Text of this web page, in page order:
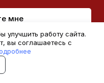
мне
улучшить работу сайта.
вы соглашаетесь с